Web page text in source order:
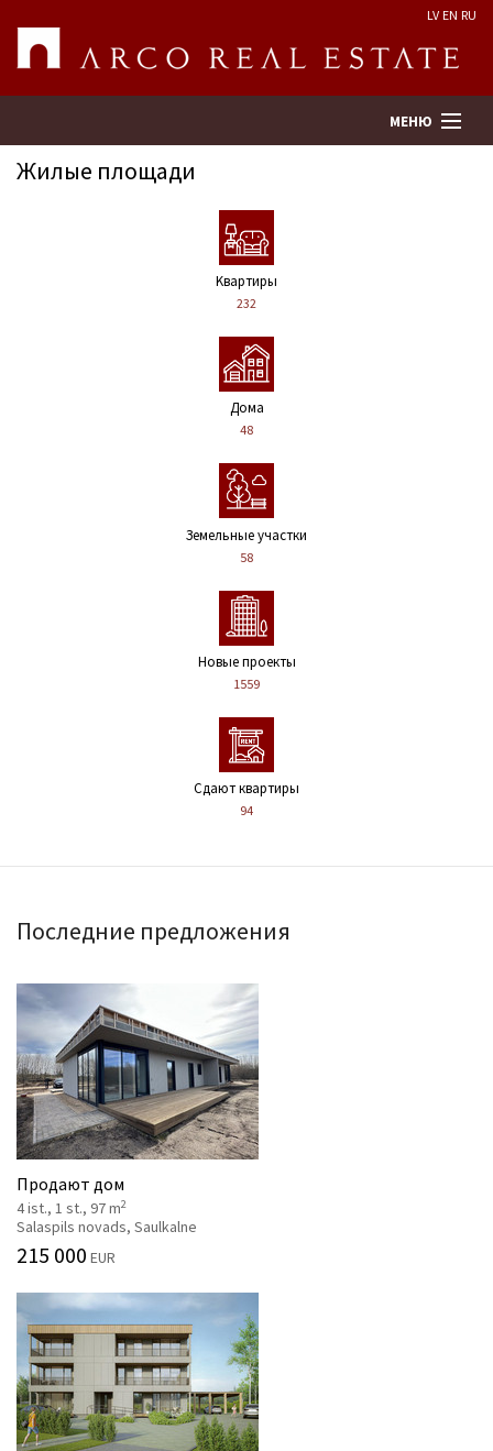
LV EN RU
МЕНЮ
Оценка недвижимости
Жилые площади
Kвартиры
232
Дома
48
Земельные участки
58
Новые проекты
1559
Сдают квартиры
94
Последние предложения
Продают дом
4 ist., 1 st., 97 m2
Salaspils novads, Saulkalne
215 000 EUR